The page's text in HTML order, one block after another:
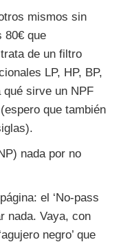
mismos sin
80€ que
de un filtro
LP, HP, BP,
sirve un NPF
que también
nada por no
el ‘No-pass
nada. Vaya, con
negro’ que